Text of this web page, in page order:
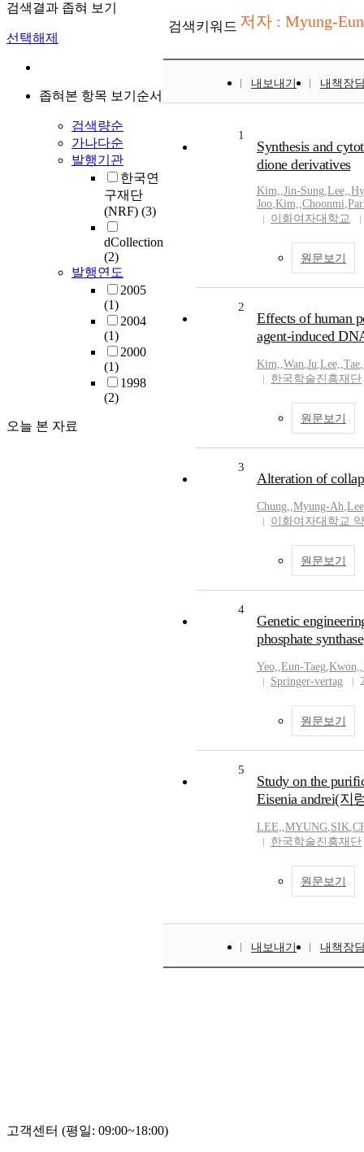
검색결과 좁혀 보기
선택해제
좁혀본 항목 보기순서
검색량순
가나다순
발행기관
한국연
구재단
(NRF) (3)
dCollection
(2)
발행연도
2005
(1)
2004
(1)
2000
(1)
1998
(2)
오늘 본 자료
검색키워드 저자 : Myung-
내보내기 내책장
1
Synthesis and
dione derivatives
Kim,,Jin-Sung,Lee,,
Joo,Kim,,Choonmi,
이화여자대학교
원문보기
2
Effects of human
agent-induced
Kim,,Wan,Ju,Lee,,Tae,
한국학술진흥재단
원문보기
3
Alteration of
Chung,,Myung-Ah,
이화여자대학교
원문보기
4
Genetic
phosphate
Yeo,,Eun-Taeg,Kwon,,
Springer-vertag
원문보기
5
Study on the
Eisenia andrei(지
LEE,,MYUNG,SIK,
한국학술진흥재단
원문보기
내보내기 내책장
고객센터 (평일: 09:00~18:00)